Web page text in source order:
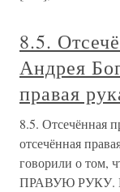
8.5.
Андрея
правая
8.5. Отсечённая
отсечённая
говорили о том,
ПРАВУЮ РУКУ.